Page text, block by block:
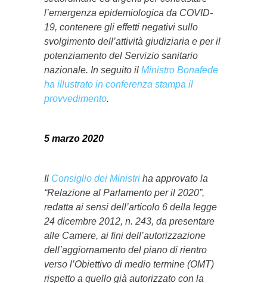
l’emergenza epidemiologica da COVID-
19, contenere gli effetti negativi sullo
svolgimento dell’attività giudiziaria e per il
potenziamento del Servizio sanitario
nazionale. In seguito il Ministro Bonafede
ha illustrato in conferenza stampa il
provvedimento.
5 marzo 2020
Il Consiglio dei Ministri ha approvato la
“Relazione al Parlamento per il 2020”,
redatta ai sensi dell’articolo 6 della legge
24 dicembre 2012, n. 243, da presentare
alle Camere, ai fini dell’autorizzazione
dell’aggiornamento del piano di rientro
verso l’Obiettivo di medio termine (OMT)
rispetto a quello già autorizzato con la